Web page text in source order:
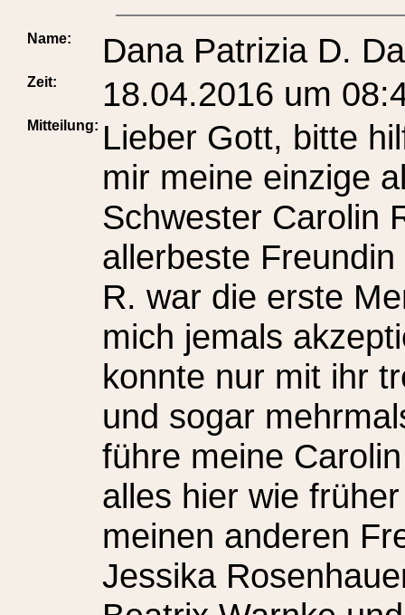
Name: Dana Patrizia D.
Zeit: 18.04.2016 um
Mitteilung: Lieber Gott, bitte hilf mir bei allen Sachen und gib mir meine einzige allerbeste Freundin und große Schwester Carolin Raabe wieder zurück! Meine allerbeste Freundin und große Schwester Carolin R. war die erste Mensch auf der ganzen Welt, die mich jemals akzeptierte und respektierte! Ich konnte nur mit ihr treffen, spielen, unterhalten und sogar mehrmals bei ihr übernachten! Bitte führe meine Carolin wieder zu mir und mach, das alles hier wie früher wird! Natürlich will ich auch meinen anderen Freunden Vanessa Strauch, Jessika Rosenhauer, Sandra Krebs, Sinem Öcal, Beatrix Warnke und alle anderen wieder zurück haben! Meine Carolin ist Freundlich, Ehrlich, Lustig, Höflich, Verständnisvoll, Nett, Wunderschön, Mutig, Stark, Fröhlich, Klug, Selbstbewusst, Selbstvertrauen, Pünktlich, Verantwortungsvoll, Aufopferungsvoll, Hilfsbereit, Friedlich, Mitfühlend, Gesprächig, Vielseitig, Herzlich, Ausgeglichen, Einfühlsam, Liebevolle, etc. Person überhaupt! Ich würde mein Hand für meine Carolin ins Feuer legen, ich würde sogar mein linker Hand/Arm für meine einzige Freundin und Schwester Carolin opfern, das gilt natürlich auch für Vanessa Strauch, Jessika Rosenhauer und alle anderen Freunden! Ich liebe meine Carolin über alles und ich liebe auch die anderen von ganzem Herzen! Bitte mach, dass meine Carolin nicht mehr Wütend auf mich ist und dass sie mich endlich verzeiht! Bitte führe meine Carolin wieder zu mir und bitte mach, dass Carolin und ich wieder die allerbesten Freundinnen sein werden und für alle Ewigkeiten bleiben werden, egal was auch immer passiert! Ich fühle mich irgendwie mit meine Carolin sehr eng verbunden und habe sogar so ein Gefühl, als würde ich meine Carolin sehr lange kennen! Meine Carolin und ich haben so viel gemeinsamen Eigenschaften und sind uns in manchen Dingern sehr ähnlich! Bitte mach, dass meine Carolin wieder zu mir zurück kommt, denn ich vermisse sie ganz doll! Meine Carolin ist mein Ein und Alles auf der Welt, natürlich sind meine Heilige Sachen (Zeichnungen, Texte und Lieder) auch mein Ein und Alles auf der ganzen Welt! Bitte erfülle mein großes Freundschaftswunsch mit meinen einzige allerbeste Freundin und große Schwester Carolin Raabe! Die Zeit mit meine Carolin war aller schönsten von allen und werde es niemals vergessen! Ich flehe dich, bitte bring meine Carolin wieder zu mir zurück! Meine Freundin Carolin ist wie eine Schwester für mich und soll es immer so bleiben! Ich will mit meine Carolin wieder befreundet sein! Meine Carolin und ich sind Seelen Verwandt, das weiße ich ganz genau! Es tut so weh, dass meine Carolin nicht mehr bei mir ist! Es schmerzt sehr und ich will meine einzige Freundin Carolin wieder zurück haben! Ich weiße zumindest alles über meine allerbeste Freundin und große Schwester Carolin Raabe und werde sie niemals vergessen! Meine einzige Freundin Carolin hat immer einen Platz in meinem Herzen und es wird immer so bleiben, egal was auch immer kommt, das gilt natürlich auch für die anderen alten Freunden! Ich erinnere mich ganz gerne an die alten Zeiten mit meine Carolin und die anderen natürlich, denn meine Carolin ist ein kleiner Teil von mir und wird es immer so bleiben, egal was auch immer passiert! Bitte mach, dass meine Carolin sich bei mir meldet und wieder mit mir versöhnt, das wünsche ich mir von ganzem Herzen! Meine Heiligen Sachen (Zeichnungen, Texte und Lieber) sollen meinen drei (Auserwählten) Mama Ani, meine Freundin Carolin Raabe und meine erste Tochter bewachen, sollte etwas mit mir geschieht und zwar bis ich wieder zurück gekehrt bin! Dann meinen Heilige Sachen sind meinen Lebenselixier, Seele, Geist und Herz, dies sind meinen wahren Wünsche und Träume! Ich arbeitet seit meinen Geburt an, an meinen Heiligen Sachen und will nicht, dass irgendetwas mit meinen Heiligen Sachen geschieht! Ich habe ja nur meine Heilige Sachen